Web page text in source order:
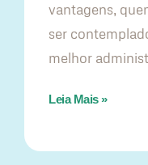
vantagens,
ser
melhor
Leia Mais »